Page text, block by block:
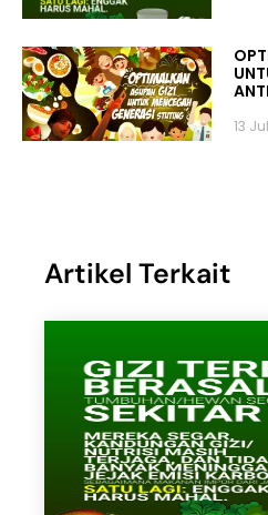
13
Artikel Terkait